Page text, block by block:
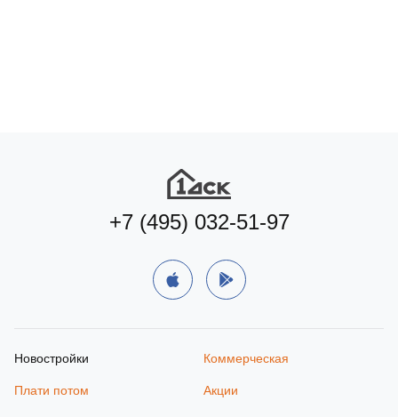
+7 (495) 032-51-97
Новостройки Коммерческая
Плати потом Акции